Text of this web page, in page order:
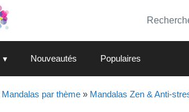
Nouveautés Populaires
Mandalas par thème» Mandalas Zen & Anti-